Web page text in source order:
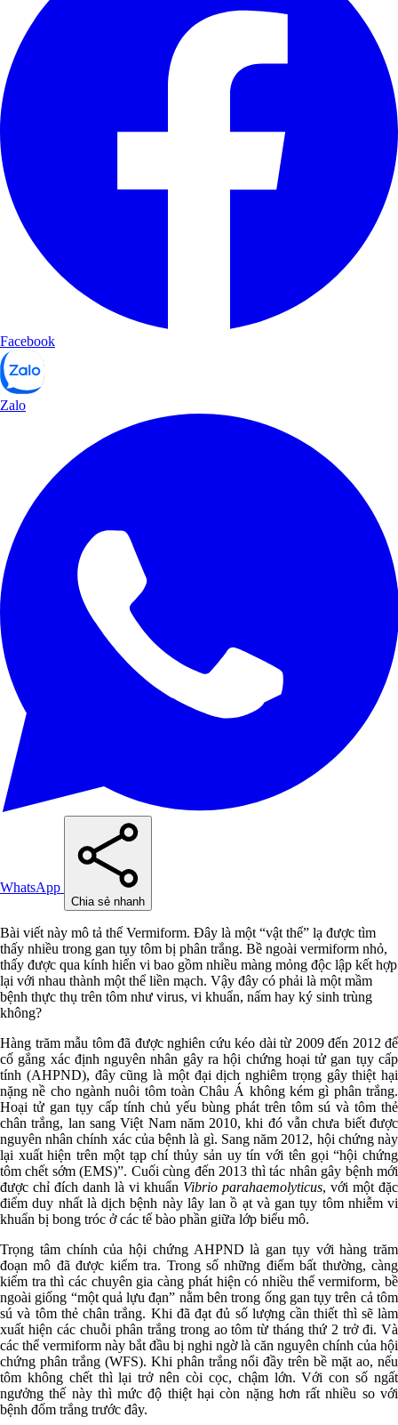
Facebook
Zalo
WhatsApp
Chia sẻ nhanh
Bài viết này mô tả thể Vermiform. Đây là một “vật thể” lạ được tìm
thấy nhiều trong gan tụy tôm bị phân trắng. Bề ngoài vermiform nhỏ,
thấy được qua kính hiển vi bao gồm nhiều màng mỏng độc lập kết hợp
lại với nhau thành một thể liền mạch. Vậy đây có phải là một mầm
bệnh thực thụ trên tôm như virus, vi khuẩn, nấm hay ký sinh trùng
không?
Hàng trăm mẫu tôm đã được nghiên cứu kéo dài từ 2009 đến 2012 để
cố gắng xác định nguyên nhân gây ra hội chứng hoại tử gan tụy cấp
tính (AHPND), đây cũng là một đại dịch nghiêm trọng gây thiệt hại
nặng nề cho ngành nuôi tôm toàn Châu Á không kém gì phân trắng.
Hoại tử gan tụy cấp tính chủ yếu bùng phát trên tôm sú và tôm thẻ
chân trắng, lan sang Việt Nam năm 2010, khi đó vẫn chưa biết được
nguyên nhân chính xác của bệnh là gì. Sang năm 2012, hội chứng này
lại xuất hiện trên một tạp chí thủy sản uy tín với tên gọi “hội chứng
tôm chết sớm (EMS)”. Cuối cùng đến 2013 thì tác nhân gây bệnh mới
được chỉ đích danh là vi khuẩn Vibrio parahaemolyticus, với một đặc
điểm duy nhất là dịch bệnh này lây lan ồ ạt và gan tụy tôm nhiễm vi
khuẩn bị bong tróc ở các tế bào phần giữa lớp biểu mô.
Trọng tâm chính của hội chứng AHPND là gan tụy với hàng trăm
đoạn mô đã được kiểm tra. Trong số những điểm bất thường, càng
kiểm tra thì các chuyên gia càng phát hiện có nhiều thể vermiform, bề
ngoài giống “một quả lựu đạn” nằm bên trong ống gan tụy trên cả tôm
sú và tôm thẻ chân trắng. Khi đã đạt đủ số lượng cần thiết thì sẽ làm
xuất hiện các chuỗi phân trắng trong ao tôm từ tháng thứ 2 trở đi. Và
các thể vermiform này bắt đầu bị nghi ngờ là căn nguyên chính của hội
chứng phân trắng (WFS). Khi phân trắng nổi đầy trên bề mặt ao, nếu
tôm không chết thì lại trở nên còi cọc, chậm lớn. Với con số ngất
ngưởng thế này thì mức độ thiệt hại còn nặng hơn rất nhiều so với
bệnh đốm trắng trước đây.